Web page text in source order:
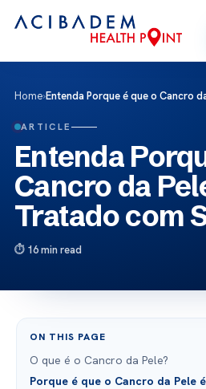
Home›Entenda Porque é que o Cancro
ARTICLE
Entenda
Cancro da
Tratado com
16 min read
ON THIS PAGE
O que é o Cancro da Pele?
Porque é que o Cancro da Pele